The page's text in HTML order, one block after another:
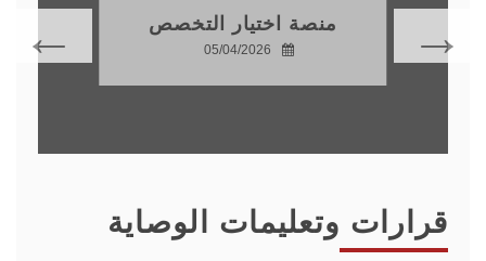
منصة اختيار التخصص
05/04/2026
قرارات وتعليمات الوصاية